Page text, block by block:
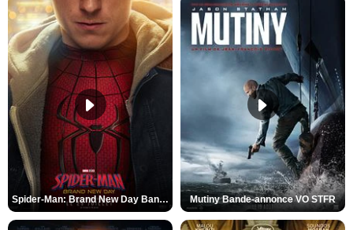
Spider-Man: Brand New Day Bande-annonce VO STFR Mutiny Bande-annonce VO STFR